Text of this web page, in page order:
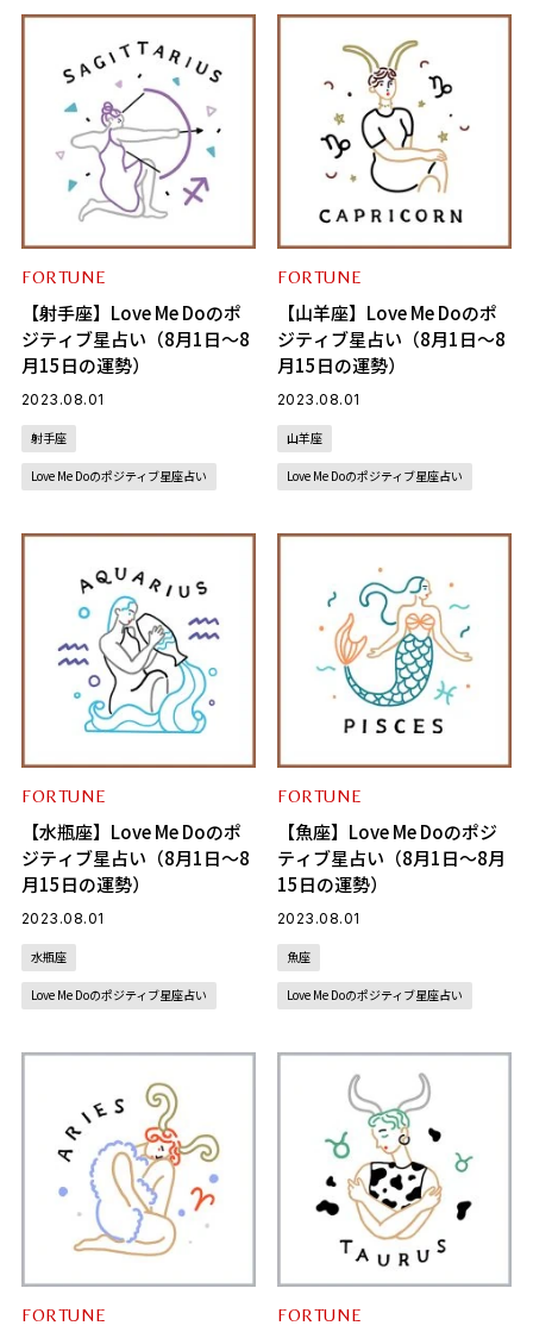
FORTUNE
【射手座】Love Me Doのポ
ジティブ星占い（8月1日～8
月15日の運勢）
2023.08.01
射手座
Love Me Doのポジティブ星座占い
FORTUNE
【山羊座】Love Me Doのポ
ジティブ星占い（8月1日～8
月15日の運勢）
2023.08.01
山羊座
Love Me Doのポジティブ星座占い
FORTUNE
【水瓶座】Love Me Doのポ
ジティブ星占い（8月1日～8
月15日の運勢）
2023.08.01
水瓶座
Love Me Doのポジティブ星座占い
FORTUNE
【魚座】Love Me Doのポジ
ティブ星占い（8月1日～8月
15日の運勢）
2023.08.01
魚座
Love Me Doのポジティブ星座占い
FORTUNE FORTUNE